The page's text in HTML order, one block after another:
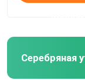
Серебряная